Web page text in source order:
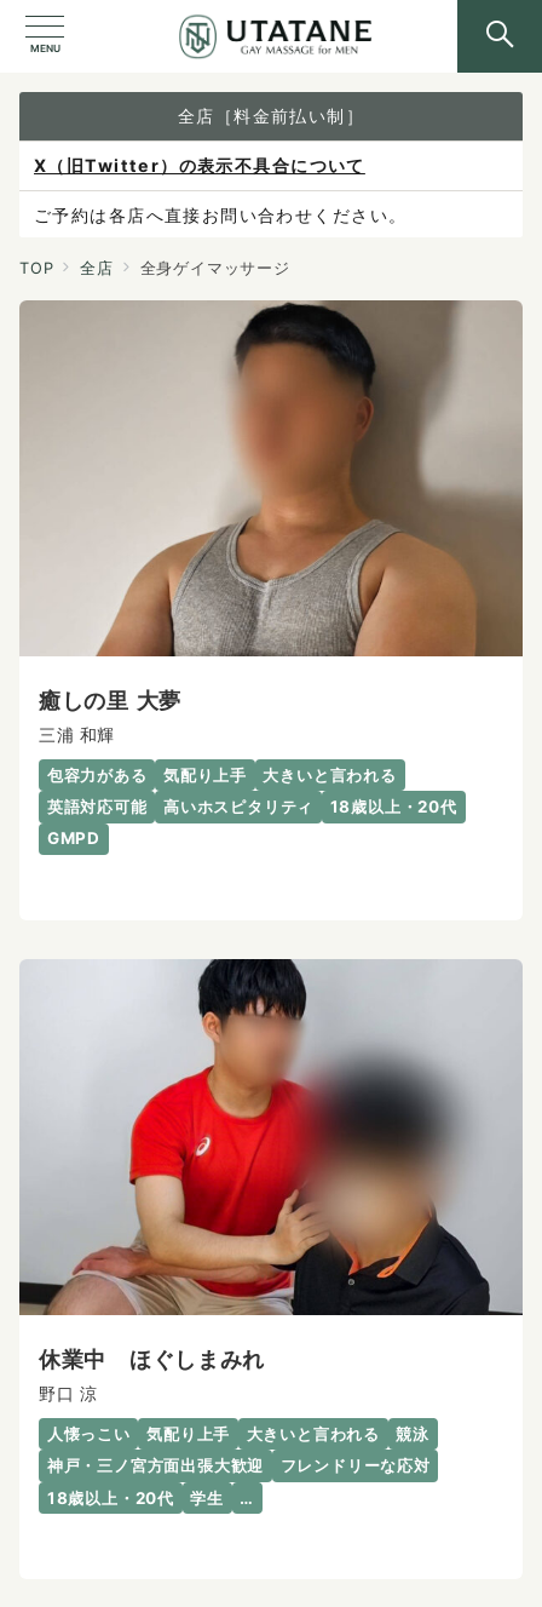
MENU
全店［料金前払い制］
X（旧Twitter）の表示不具合について
ご予約は各店へ直接お問い合わせください。
料金は当日施術前にお支払いください。
TOP 全店 全身ゲイマッサージ
癒しの里 大夢
三浦 和輝
包容力がある 気配り上手
大きいと言われる
英語対応可能
高いホスピタリティ
18歳以上・20代
GMPD
休業中 ほぐしまみれ
野口 涼
人懐っこい 気配り上手 大きいと言われる
競泳
神戸・三ノ宮方面出張大歓迎
フレンドリーな応対
18歳以上・20代
学生 …